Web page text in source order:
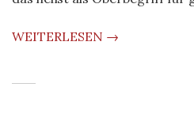
WEITERLESEN →